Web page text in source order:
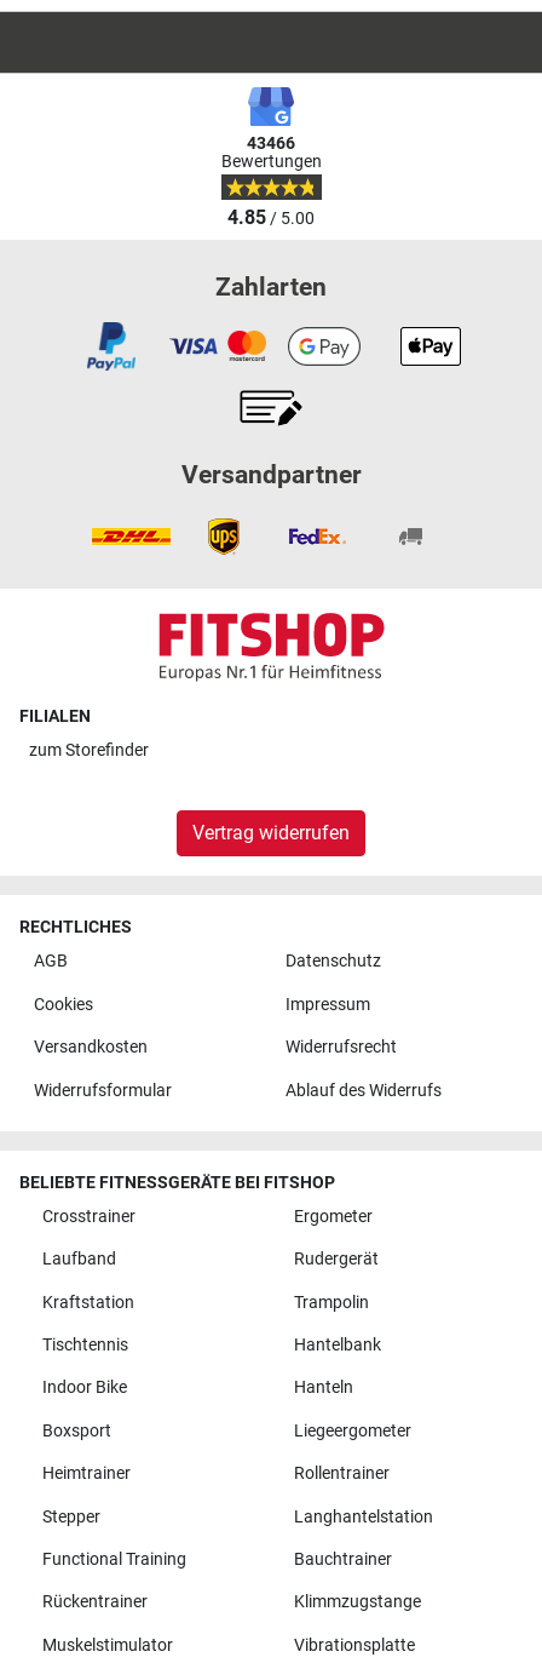
43466
Bewertungen
4.85/ 5.00
Zahlarten
Versandpartner
FILIALEN
zumStorefinder
Vertrag widerrufen
RECHTLICHES
AGB
Datenschutz
Cookies Impressum
Versandkosten Widerrufsrecht
Widerrufsformular Ablauf des Widerrufs
BELIEBTE FITNESSGERÄTE BEI FITSHOP
Crosstrainer
Ergometer
Laufband Rudergerät
Kraftstation Trampolin
Tischtennis Hantelbank
Indoor Bike Hanteln
Boxsport Liegeergometer
Heimtrainer Rollentrainer
Stepper Langhantelstation
Functional Training Bauchtrainer
Rückentrainer Klimmzugstange
Muskelstimulator Vibrationsplatte